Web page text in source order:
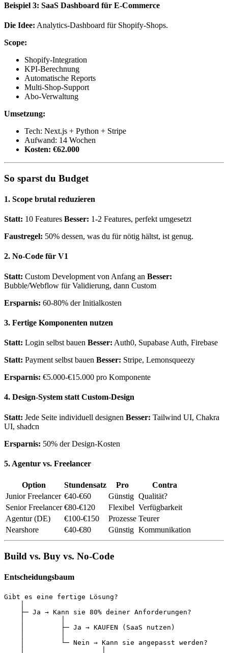
Beispiel 3: SaaS Dashboard für E-Commerce
Die Idee: Analytics-Dashboard für Shopify-Shops.
Scope:
Shopify-Integration
KPI-Berechnung
Automatische Reports
Multi-Shop-Support
Abo-Verwaltung
Umsetzung:
Tech: Next.js + Python + Stripe
Aufwand: 14 Wochen
Kosten: €62.000
So sparst du Budget
1. Scope brutal reduzieren
Statt: 10 Features Besser: 1-2 Features, perfekt umgesetzt
Faustregel: 50% dessen, was du für nötig hältst, ist genug.
2. No-Code für V1
Statt: Custom Development von Anfang an Besser:
Bubble/Webflow für Validierung, dann Custom
Ersparnis: 60-80% der Initialkosten
3. Fertige Komponenten nutzen
Statt: Login selbst bauen Besser: Auth0, Supabase Auth, Firebase
Statt: Payment selbst bauen Besser: Stripe, Lemonsqueezy
Ersparnis: €5.000-€15.000 pro Komponente
4. Design-System statt Custom-Design
Statt: Jede Seite individuell designen Besser: Tailwind UI, Chakra
UI, shadcn
Ersparnis: 50% der Design-Kosten
5. Agentur vs. Freelancer
Option Stundensatz Pro
Contra
Junior Freelancer €40-€60 Günstig Qualität?
Senior Freelancer €80-€120 Flexibel Verfügbarkeit
Agentur (DE)
€100-€150 Prozesse Teurer
Nearshore
€40-€80 Günstig Kommunikation
Build vs. Buy vs. No-Code
Entscheidungsbaum
Gibt es eine fertige Lösung?
    ├─ Ja → Kann sie 80% deiner Anforderungen?
    │         ├─ Ja → KAUFEN (SaaS nutzen)
    │         └─ Nein → Kann sie angepasst werden?